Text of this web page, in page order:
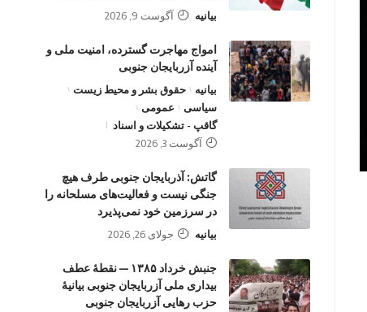
بیانیه آگوست 9, 2026
امواج‌ مهاجرت گسترده، امنیت ملی و
آینده آزربایجان جنوبی
بیانیه
حقوق بشر و محیط زیست
سیاسی
عمومی
گاقپ - تشکیلات و اسناد
آگوست 3, 2026
گاتش: آذربایجان جنوبی طرف هیچ
جنگی نیست و فعالیت‌های مسلحانه را
در سرزمین خود نمی‌پذیرد
بیانیه جولای 26, 2026
جنبش خرداد ۱۳۸۵ — نقطهٔ عطف
بیداری ملی آزربایجان جنوبی بیانیهٔ
حزب رهایی آزربایجان جنوبی